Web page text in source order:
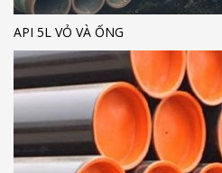
API 5L VỎ VÀ ỐNG